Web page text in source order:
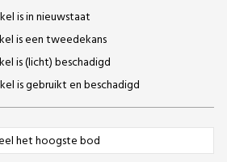
is in nieuwstaat
is een tweedekans
is (licht) beschadigd
is gebruikt en beschadigd
het hoogste bod